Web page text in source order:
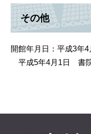
その他
開館年月日：平成3年4
平成5年4月1日 書